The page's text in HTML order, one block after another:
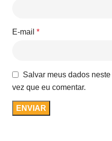
E-mail *
Salvar meus dados
vez que eu comentar.